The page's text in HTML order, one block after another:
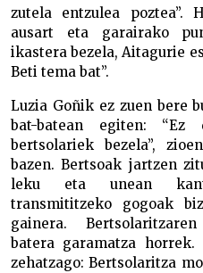
zutela entzulea poztea”.
ausart eta garairako
ikastera bezela, Aitagurie
Beti tema bat”.
Luzia Goñik ez zuen bere
bat-batean egiten: “Ez
bertsolariek bezela”,
bazen. Bertsoak jartzen
leku eta unean
transmititzeko gogoak
gainera.
batera garamatza horrek.
zehatzago: Bertsolaritza